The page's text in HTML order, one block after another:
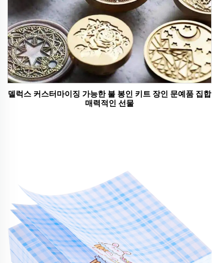
델럭스 커스터마이징 가능한 불 봉인 키트 장인 문예품 집합
매력적인 선물